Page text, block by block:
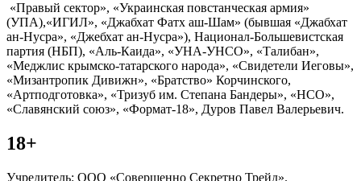
«Правый сектор», «Украинская повстанческая армия»
(УПА),«ИГИЛ», «Джабхат Фатх аш-Шам» (бывшая «Джабхат
ан-Нусра», «Джебхат ан-Нусра»), Национал-Большевистская
партия (НБП), «Аль-Каида», «УНА-УНСО», «Талибан»,
«Меджлис крымско-татарского народа», «Свидетели Иеговы»,
«Мизантропик Дивижн», «Братство» Корчинского,
«Артподготовка», «Тризуб им. Степана Бандеры», «НСО»,
«Славянский союз», «Формат-18», Дуров Павел Валерьевич.
18+
Учредитель: ООО «Совершенно Секретно Трейд».